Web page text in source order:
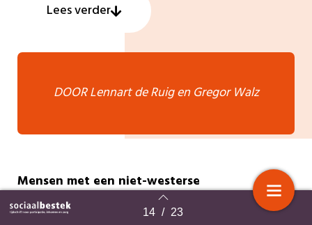
Terug naar overzicht 14 / 23
Lees verder
DOOR Lennart de Ruig en Gregor Walz
Mensen met een niet-westerse
migratieachtergrond hebben structurele